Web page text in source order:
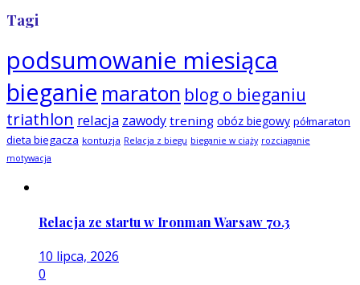
Tagi
podsumowanie miesiąca
bieganie maraton blog o bieganiu
triathlon relacja zawody trening obóz biegowy półmaraton
dieta biegacza kontuzja Relacja z biegu bieganie w ciąży rozciąganie
motywacja
Relacja ze startu w Ironman Warsaw 70.3
10 lipca, 2026
0